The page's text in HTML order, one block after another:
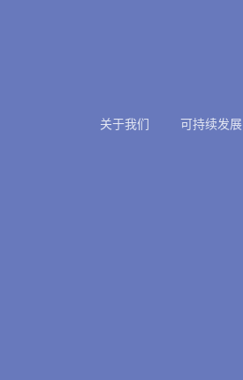
关于我们 可持续发展